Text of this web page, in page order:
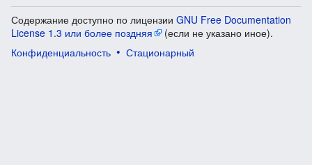
Содержание доступно по лицензии GNU Free Documentation
License 1.3 или более поздняя
(если не указано иное).
Конфиденциальность
Стационарный